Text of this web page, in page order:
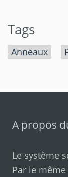
Tags
Anneaux
A propos
Le système
Par le